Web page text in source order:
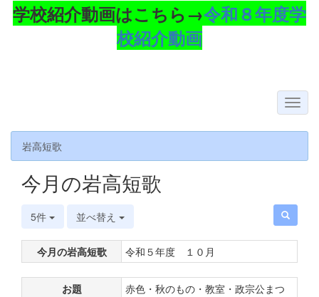
学校紹介動画はこちら→令和８年度学
校紹介動画
岩高短歌
今月の岩高短歌
5件 並べ替え
今月の岩高短歌 令和５年度 １０月
お題
赤色・秋のもの・教室・政宗公まつ